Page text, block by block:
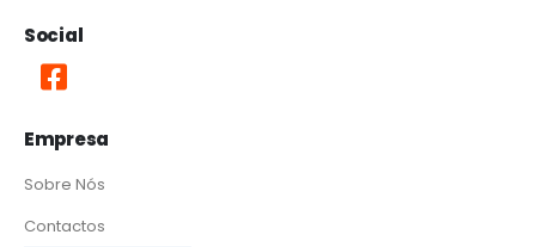
Social
Empresa
Sobre Nós
Contactos